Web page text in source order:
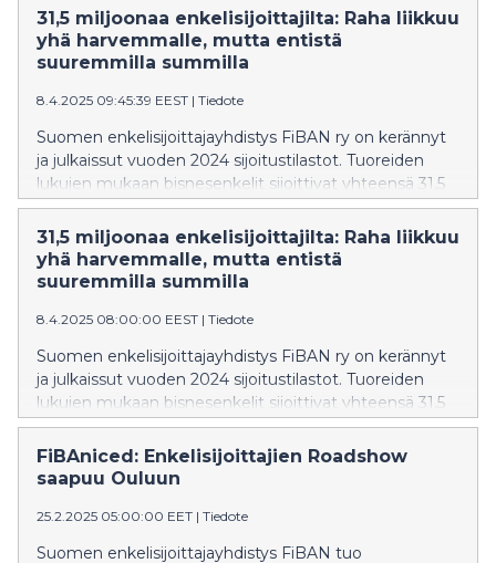
ja puolustus- sekä kaksoiskäyttöteknologiaan
keskittyvät yritykset.
31,5 miljoonaa enkelisijoittajilta: Raha liikkuu
yhä harvemmalle, mutta entistä
suuremmilla summilla
8.4.2025 09:45:39 EEST | Tiedote
Suomen enkelisijoittajayhdistys FiBAN ry on kerännyt
ja julkaissut vuoden 2024 sijoitustilastot. Tuoreiden
lukujen mukaan bisnesenkelit sijoittivat yhteensä 31,5
miljoonaa euroa suomalaisiin startup-yrityksiin, mikä
nosti sijoitusten määrän lähes vuoden 2022 tasolle.
Sijoituksia saaneiden startupien määrä kuitenkin
väheni selvästi: vuonna 2024 rahoitusta sai 84
yritystä.
31,5 miljoonaa enkelisijoittajilta: Raha liikkuu
yhä harvemmalle, mutta entistä
suuremmilla summilla
8.4.2025 08:00:00 EEST | Tiedote
Suomen enkelisijoittajayhdistys FiBAN ry on kerännyt
ja julkaissut vuoden 2024 sijoitustilastot. Tuoreiden
lukujen mukaan bisnesenkelit sijoittivat yhteensä 31,5
miljoonaa euroa suomalaisiin startup-yrityksiin, mikä
nosti sijoitusten määrän lähes vuoden 2022 tasolle.
Sijoituksia saaneiden startupien määrä kuitenkin
startupia, kun vuonna 2023 sijoituksia keräsi vielä 173
yritystä.
FiBAniced: Enkelisijoittajien Roadshow
saapuu Ouluun
25.2.2025 05:00:00 EET | Tiedote
Suomen enkelisijoittajayhdistys FiBAN tuo